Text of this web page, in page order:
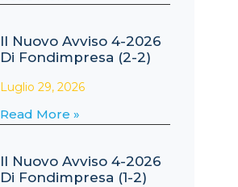
Il Nuovo Avviso 4-2026
Di Fondimpresa (2-2)
Luglio 29, 2026
Read More »
Il Nuovo Avviso 4-2026
Di Fondimpresa (1-2)